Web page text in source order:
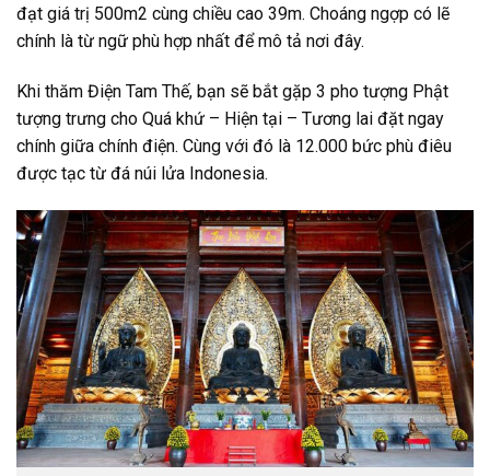
đạt giá trị 500m2 cùng chiều cao 39m. Choáng ngợp có lẽ
chính là từ ngữ phù hợp nhất để mô tả nơi đây.
Khi thăm Điện Tam Thế, bạn sẽ bắt gặp 3 pho tượng Phật
tượng trưng cho Quá khứ – Hiện tại – Tương lai đặt ngay
chính giữa chính điện. Cùng với đó là 12.000 bức phù điêu
được tạc từ đá núi lửa Indonesia.